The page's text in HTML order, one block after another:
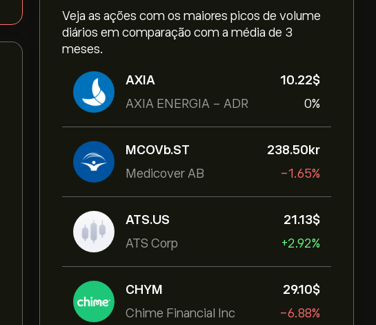
Veja as ações com os maiores picos de volume
diários em comparação com a média de 3
meses.
AXIA
AXIA ENERGIA - ADR
10.22‎$‎
0%
MCOVb.ST
Medicover AB
238.50‎kr‎
-1.65%
ATS.US
ATS Corp
21.13‎$‎
+2.92%
CHYM
Chime Financial Inc
29.10‎$‎
-6.88%